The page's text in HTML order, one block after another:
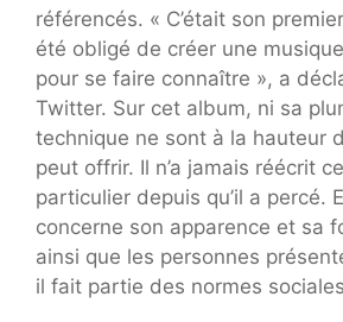
référencés. « C’était son
été obligé de créer une
pour se faire connaître », a
Twitter. Sur cet album, ni sa
technique ne sont à la hauteur
peut offrir. Il n’a jamais réécrit
particulier depuis qu’il a percé.
concerne son apparence et sa
ainsi que les personnes
il fait partie des normes